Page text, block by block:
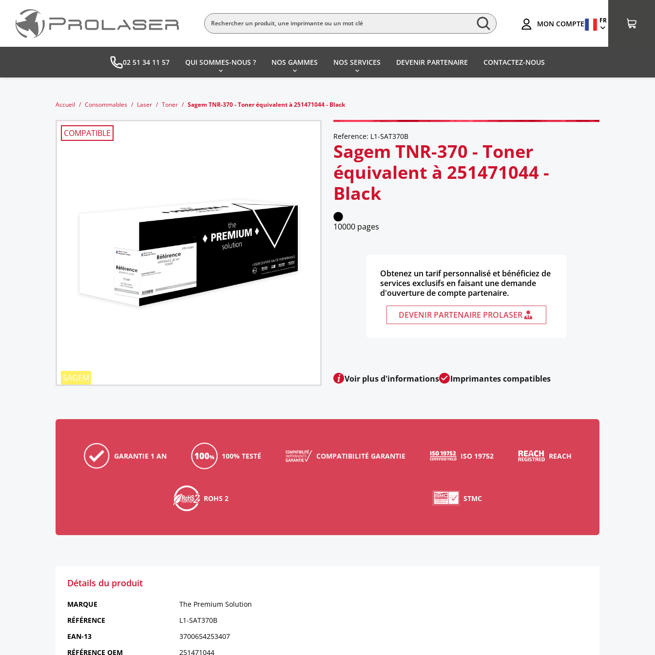
MON COMPTE FR
02 51 34 11 57 QUI SOMMES-NOUS ? NOS GAMMES NOS SERVICES DEVENIR PARTENAIRE CONTACTEZ-NOUS
Accueil Consommables Laser Toner Sagem TNR-370 - Toner équivalent à 251471044 - Black
SAGEM
COMPATIBLE Reference: L1-SAT370B
Sagem TNR-370 - Toner
équivalent à 251471044 -
Black
10000 pages
Obtenez un tarif personnalisé et bénéficiez de
services exclusifs en faisant une demande
d'ouverture de compte partenaire.
DEVENIR PARTENAIRE PROLASER
Voir plus d'informations Imprimantes compatibles
GARANTIE 1 AN 100% TESTÉ COMPATIBILITÉ GARANTIE ISO 19752 REACH
ROHS 2 STMC
Détails du produit
MARQUE
The Premium Solution
RÉFÉRENCE
L1-SAT370B
EAN-13
3700654253407
RÉFÉRENCE OEM
251471044